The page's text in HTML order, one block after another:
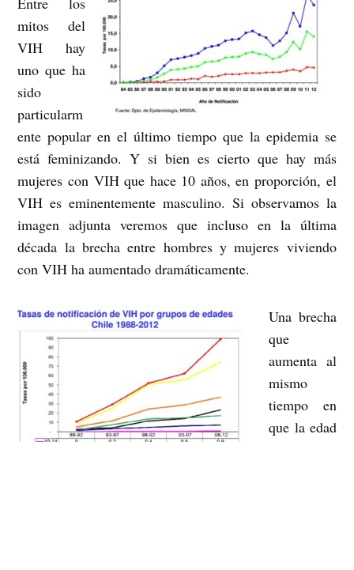
mitos del
VIH hay
uno que ha
sido
particularm
ente popular en el último tiempo que la epidemia se
está feminizando. Y si bien es cierto que hay más
mujeres con VIH que hace 10 años, en proporción, el
VIH es eminentemente masculino. Si observamos la
imagen adjunta veremos que incluso en la última
década la brecha entre hombres y mujeres viviendo
con VIH ha aumentado dramáticamente.
Una brecha
que
aumenta al
mismo
tiempo en
que la edad